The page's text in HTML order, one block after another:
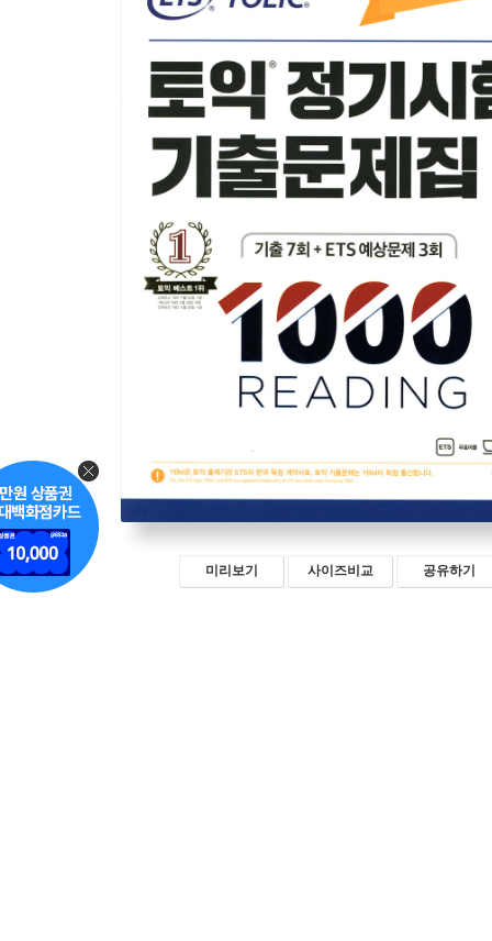
미리보기 사이즈비교 공유하기